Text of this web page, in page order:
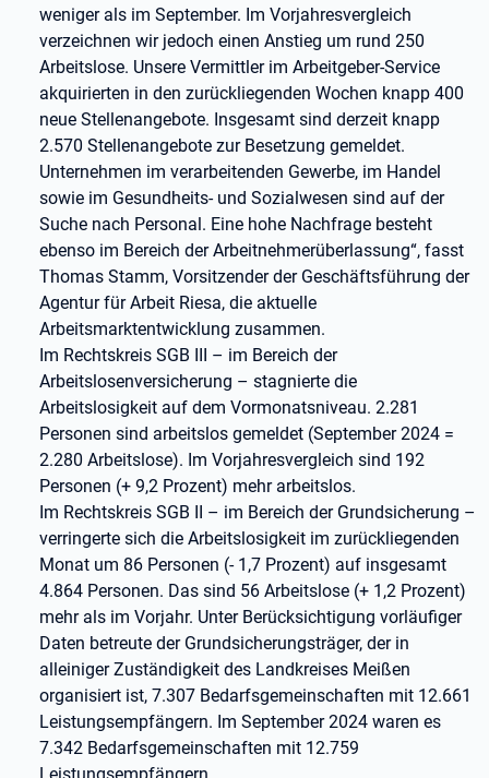
weniger als im September. Im Vorjahresvergleich
verzeichnen wir jedoch einen Anstieg um rund 250
Arbeitslose. Unsere Vermittler im Arbeitgeber-Service
akquirierten in den zurückliegenden Wochen knapp 400
neue Stellenangebote. Insgesamt sind derzeit knapp
2.570 Stellenangebote zur Besetzung gemeldet.
Unternehmen im verarbeitenden Gewerbe, im Handel
sowie im Gesundheits- und Sozialwesen sind auf der
Suche nach Personal. Eine hohe Nachfrage besteht
ebenso im Bereich der Arbeitnehmerüberlassung“, fasst
Thomas Stamm, Vorsitzender der Geschäftsführung der
Agentur für Arbeit Riesa, die aktuelle
Arbeitsmarktentwicklung zusammen.
Im Rechtskreis SGB III – im Bereich der
Arbeitslosenversicherung – stagnierte die
Arbeitslosigkeit auf dem Vormonatsniveau. 2.281
Personen sind arbeitslos gemeldet (September 2024 =
2.280 Arbeitslose). Im Vorjahresvergleich sind 192
Personen (+ 9,2 Prozent) mehr arbeitslos.
Im Rechtskreis SGB II – im Bereich der Grundsicherung –
verringerte sich die Arbeitslosigkeit im zurückliegenden
Monat um 86 Personen (- 1,7 Prozent) auf insgesamt
4.864 Personen. Das sind 56 Arbeitslose (+ 1,2 Prozent)
mehr als im Vorjahr. Unter Berücksichtigung vorläufiger
Daten betreute der Grundsicherungsträger, der in
alleiniger Zuständigkeit des Landkreises Meißen
organisiert ist, 7.307 Bedarfsgemeinschaften mit 12.661
Leistungsempfängern. Im September 2024 waren es
7.342 Bedarfsgemeinschaften mit 12.759